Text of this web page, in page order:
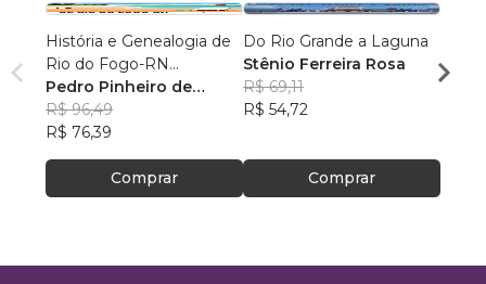
História e Genealogia de
Rio do Fogo-RN
(sécs.XVI-XX)
Pedro Pinheiro de
Araújo Júnior
R$ 96,49
R$ 76,39
Comprar
Do Rio Grande a Laguna
Stênio Ferreira Rosa
R$ 69,11
R$ 54,72
Comprar
DE